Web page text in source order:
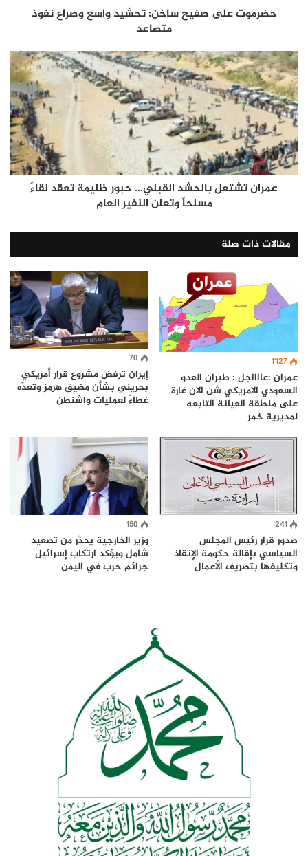
حضرموت على صفيح ساخن: تحشيد واسع وصراع نفوذ
متصاعد
عمران تشتعل بالحشد القبلي… حبور ظليمة تعقد لقاءً
مسلحاً وتعلن النفير العام
مقالات ذات صلة
1٬127
عمران :عااااجل : طيران العدو
السعودي الامريكي شن الآن غارة
على منطقة العيانة التابعه
لمديرية خمر
70
إيران ترفض مشروع قرار أمريكي
بحريني بشأن مضيق هرمز وتعدّه
غطاءً لعمليات واشنطن
241
صدور قرار رئيس المجلس
السياسي بإقالة حكومة الإنقاذ
وتكليفها بتصريف الأعمال
150
وزير الخارجية يحذّر من تصعيد
شامل ويؤكد ارتكاب إسرائيل
جرائم حرب في اليمن